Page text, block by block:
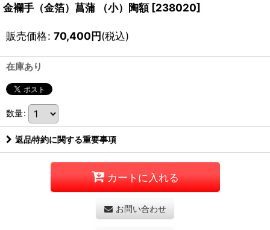
金襴手（金箔）菖蒲 （小）陶額 [238020]
販売価格: 70,400円(税込)
在庫あり
数量:
返品特約に関する重要事項
カートに入れる
お問い合わせ